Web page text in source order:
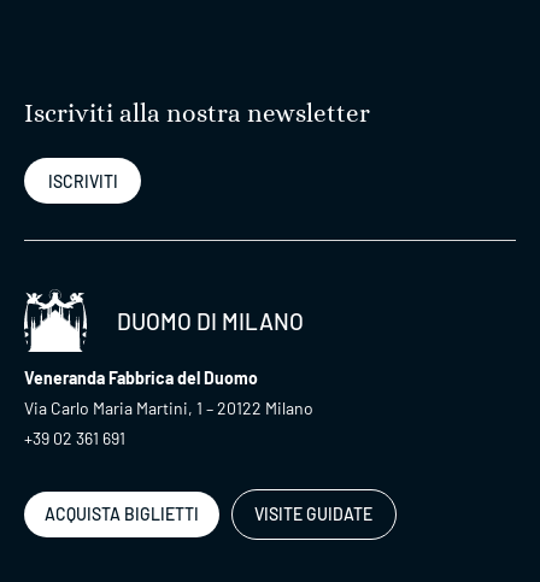
Iscriviti alla nostra newsletter
ISCRIVITI
DUOMO DI MILANO
Veneranda Fabbrica del Duomo
Via Carlo Maria Martini, 1 – 20122 Milano
+39 02 361 691
ACQUISTA BIGLIETTI VISITE GUIDATE